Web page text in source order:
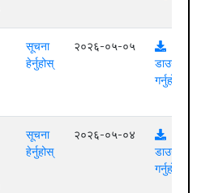
सूचना
हेर्नुहोस्
२०२६-०५-०५
डाउनलोड
गर्नुहोस्
सूचना
हेर्नुहोस्
२०२६-०५-०४
डाउनलोड
गर्नुहोस्